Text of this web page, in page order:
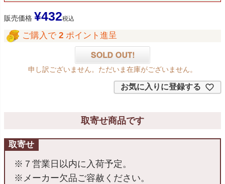
販売価格 ¥432税込
ご購入で 2 ポイント進呈
申し訳ございません。ただいま在庫がございません。
お気に入りに登録する
取寄せ商品です
取寄せ
※７営業日以内に入荷予定。
※メーカー欠品ご容赦ください。